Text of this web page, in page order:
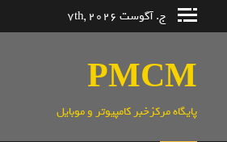
ج. آگوست 7th, 2026
PMCM
پایگاه مرکزخبر کامپیوتر و موبایل